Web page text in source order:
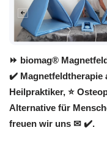
⏩ biomag®
✔️ Magnetfeldtherapie
Heilpraktiker, ⭐
Alternative für
freuen wir uns ✉ ✔️.